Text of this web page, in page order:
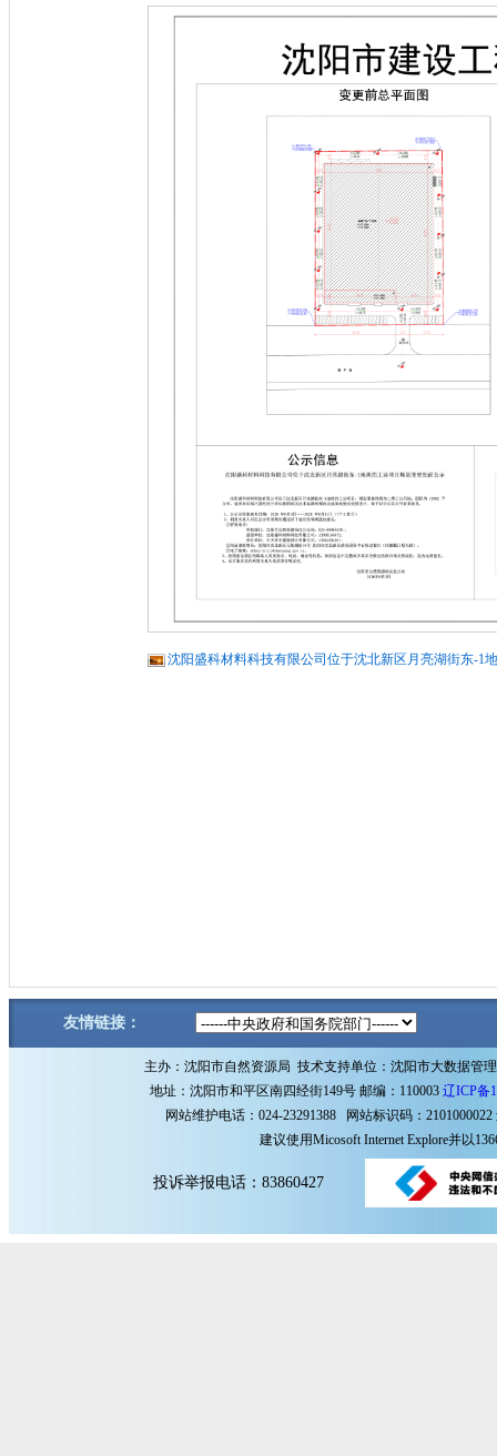
沈阳盛科材料科技有限公司位于沈北新区月亮湖街东-1
友情链接：
主办：沈阳市自然资源局 技术支持单位：沈阳市大数据管
地址：沈阳市和平区南四经街149号 邮编：110003 辽ICP备
网站维护电话：024-23291388 网站标识码：2101000022
建议使用Micosoft Internet Explore并以
投诉举报电话：83860427